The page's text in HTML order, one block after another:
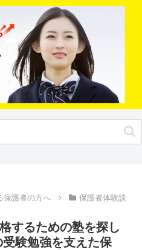
保護者の方へ 保護者体験談
するための塾を探し
験勉強を支えた保